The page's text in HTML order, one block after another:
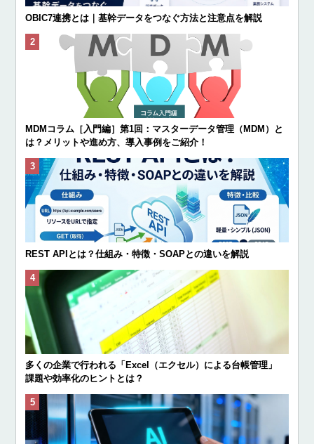
OBIC7連携とは｜基幹データをつなぐ方法と注意点を解説
MDMコラム［入門編］第1回：マスターデータ管理（MDM）と
は？メリットや進め方、導入事例をご紹介！
REST APIとは？仕組み・特徴・SOAPとの違いを解説
多くの企業で行われる「Excel（エクセル）による台帳管理」
課題や効率化のヒントとは？